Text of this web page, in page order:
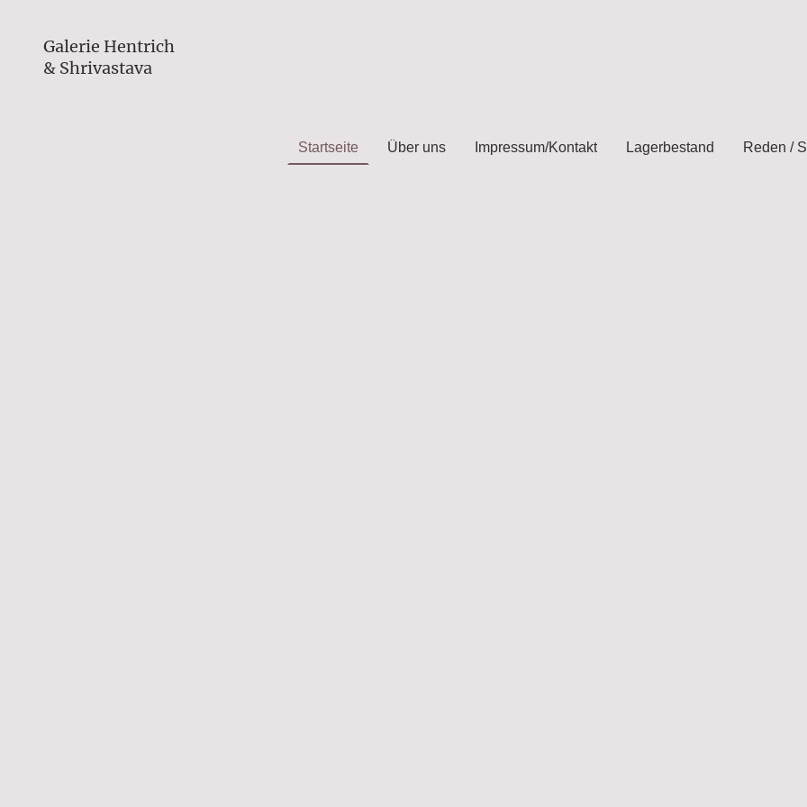
Galerie Hentrich
& Shrivastava
Startseite Über uns Impressum/Kontakt Lagerbestand Reden /